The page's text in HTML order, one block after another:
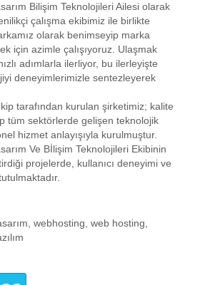
Bilişim Teknolojileri Ailesi olarak
çalışma ekibimiz ile birlikte
olarak benimseyip marka
için azimle çalışıyoruz. Ulaşmak
adımlarla ilerliyor, bu ilerleyişte
deneyimlerimizle sentezleyerek
tarafından kurulan şirketimiz; kalite
tüm sektörlerde gelişen teknolojik
hizmet anlayışıyla kurulmuştur.
Ve Bİlişim Teknolojileri Ekibinin
projelerde, kullanıcı deneyimi ve
webhosting, web hosting,